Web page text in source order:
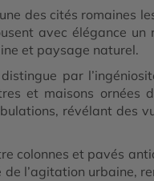
des cités romaines
avec élégance
et paysage naturel.
par
et maisons
révélant des
colonnes et pavés
l’agitation urbaine,